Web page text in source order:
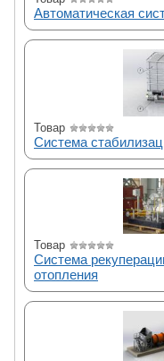
Автоматическая
Товар
Система
Товар
Система
отопления